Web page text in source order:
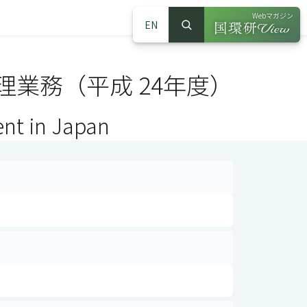
EN
サイト内検索
検索
Webマガジン
（別ウインドウ
務（平成 24年度）
in Japan